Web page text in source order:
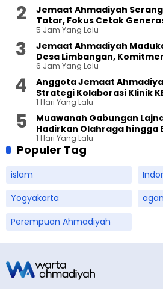
Jemaat Ahmadiyah
Tatar, Fokus Cetak
5 Jam Yang Lalu
Jemaat Ahmadiyah
Desa Limbangan,
6 Jam Yang Lalu
Anggota Jemaat
Strategi Kolaborasi Klinik
1 Hari Yang Lalu
Muawanah Gabungan
Hadirkan Olahraga hingga
Sampah
1 Hari Yang Lalu
Populer Tag
islam
Yogyakarta
Perempuan Ahmadiyah